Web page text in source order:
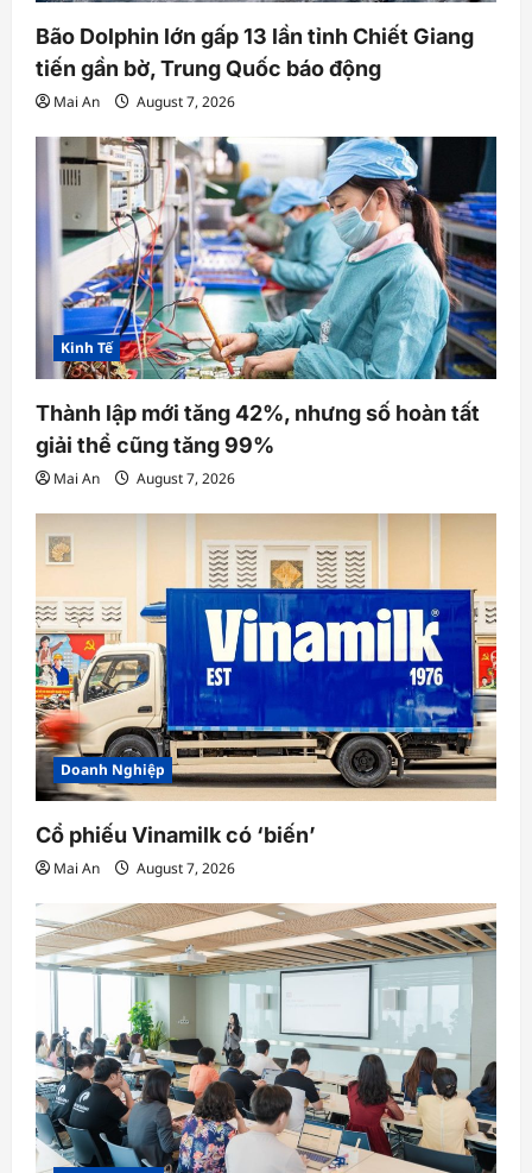
Bão Dolphin lớn gấp 13 lần tỉnh Chiết Giang
tiến gần bờ, Trung Quốc báo động
Mai An August 7, 2026
Kinh Tế
Thành lập mới tăng 42%, nhưng số hoàn tất
giải thể cũng tăng 99%
Mai An August 7, 2026
Doanh Nghiệp
Cổ phiếu Vinamilk có ‘biến’
Mai An August 7, 2026